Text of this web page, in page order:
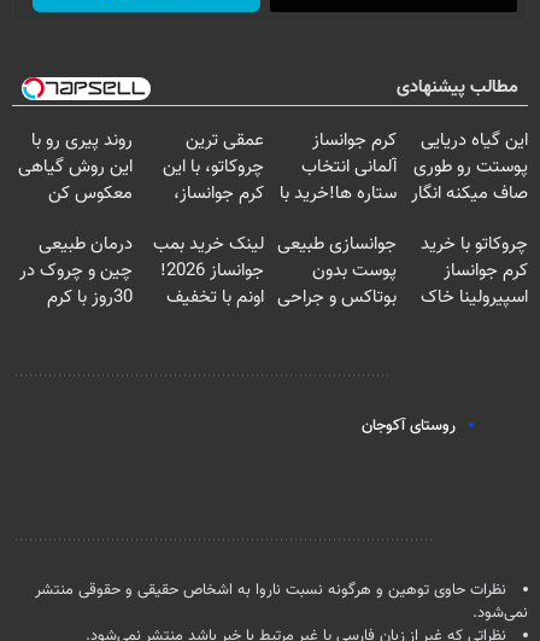
مطالب پیشنهادی
این گیاه دریایی
پوستت رو طوری
صاف میکنه انگار
شدی🔥
کرم جوانساز
آلمانی انتخاب
ستاره ها!خرید با
عمقی ترین
چروکاتو، با این
کرم جوانساز،
تخفیف سفارش
فوری)
روند پیری رو با
این روش گیاهی
معکوس کن
چروکاتو با خرید
کرم جوانساز
اسپیرولینا خاک
جوانسازی طبیعی
پوست بدون
بوتاکس و جراحی
لینک خرید بمب
جوانساز 2026!
اونم با تخفیف
درمان طبیعی
چین و چروک در
30روز با کرم
روستای آکوجان
نظرات حاوی توهین و هرگونه نسبت ناروا به اشخاص حقیقی و حقوقی منتشر
نمی‌شود.